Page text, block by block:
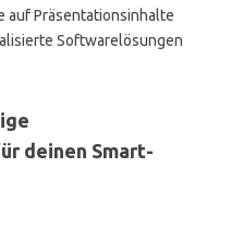
auf Präsentationsinhalte
Softwarelösungen
deinen Smart-